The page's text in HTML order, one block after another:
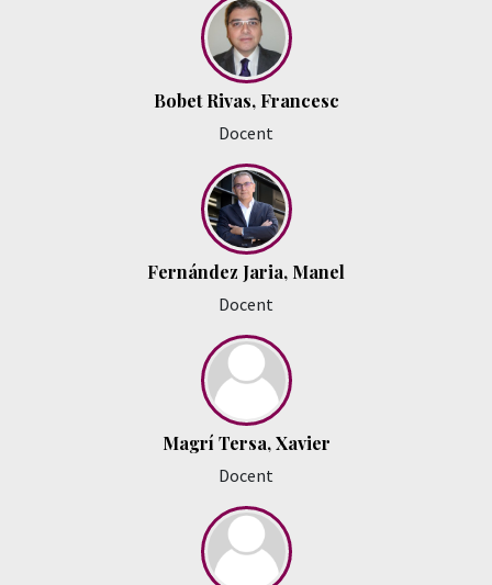
Bobet Rivas, Francesc
Docent
Fernández Jaria, Manel
Docent
Magrí Tersa, Xavier
Docent